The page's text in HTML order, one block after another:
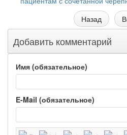
Назад
Добавить комментарий
Имя (обязательное)
E-Mail (обязательное)